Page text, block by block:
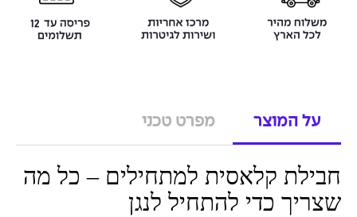
על המוצר מפרט טכני
חבילת קלאסית למתחילים – כל מה
שצריך כדי להתחיל לנגן